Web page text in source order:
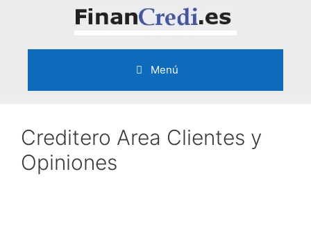
Menú
Creditero Area Clientes y
Opiniones